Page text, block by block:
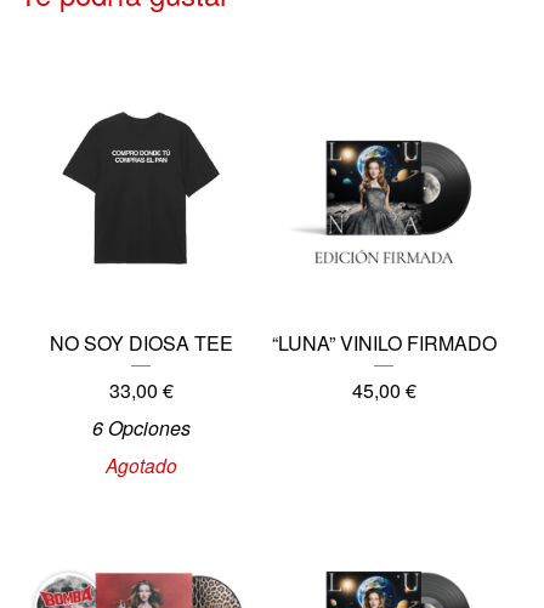
NO SOY DIOSA TEE
33,00 €
6 Opciones
Agotado
“LUNA” VINILO FIRMADO
45,00 €